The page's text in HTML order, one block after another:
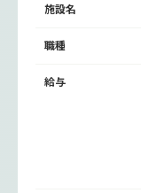
施設名
職種
給与